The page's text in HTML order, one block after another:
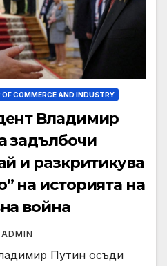
COMMERCE AND INDUSTRY
Владимир
задълбочи
и разкритикува
на историята на
война
ADMIN
Путин осъди